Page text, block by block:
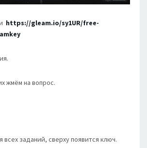
https://gleam.io/sy1UR/free-
жмём на вопрос.
всех заданий, сверху появится ключ.